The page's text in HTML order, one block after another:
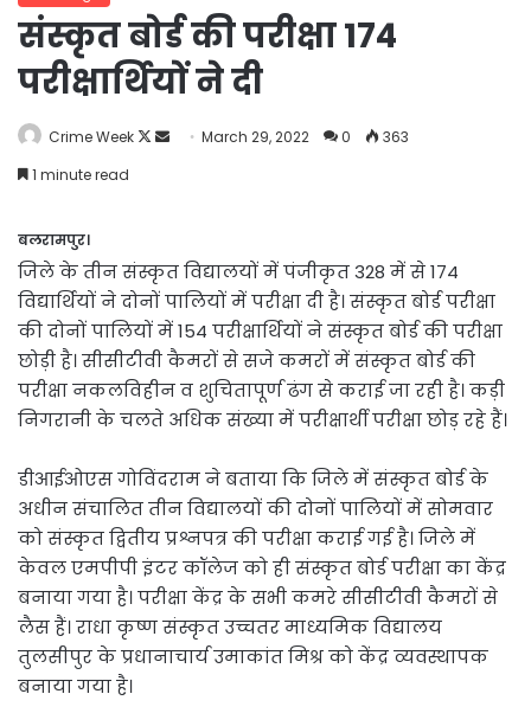
संस्कृत बोर्ड की परीक्षा 174
परीक्षार्थियों ने दी
Crime Week
Follow
SendMarch 29, 2022 0
363
1 minute read
बलरामपुर।
जिले के तीन संस्कृत विद्यालयों में पंजीकृत 328 में से 174
विद्यार्थियों ने दोनों पालियों में परीक्षा दी है। संस्कृत बोर्ड परीक्षा
की दोनों पालियों में 154 परीक्षार्थियों ने संस्कृत बोर्ड की परीक्षा
छोड़ी है। सीसीटीवी कैमरों से सजे कमरों में संस्कृत बोर्ड की
परीक्षा नकलविहीन व शुचितापूर्ण ढंग से कराई जा रही है। कड़ी
निगरानी के चलते अधिक संख्या में परीक्षार्थी परीक्षा छोड़ रहे हैं।
डीआईओएस गोविंदराम ने बताया कि जिले में संस्कृत बोर्ड के
अधीन संचालित तीन विद्यालयों की दोनों पालियों में सोमवार
को संस्कृत द्वितीय प्रश्नपत्र की परीक्षा कराई गई है। जिले में
केवल एमपीपी इंटर कॉलेज को ही संस्कृत बोर्ड परीक्षा का केंद्र
बनाया गया है। परीक्षा केंद्र के सभी कमरे सीसीटीवी कैमरों से
लैस हैं। राधा कृष्ण संस्कृत उच्चतर माध्यमिक विद्यालय
तुलसीपुर के प्रधानाचार्य उमाकांत मिश्र को केंद्र व्यवस्थापक
बनाया गया है।